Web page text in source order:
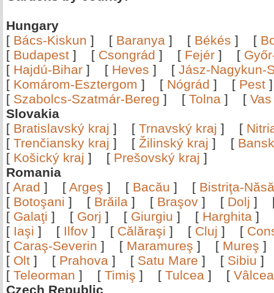
Hungary
[ Bács-Kiskun ] [ Baranya ] [ Békés ] [
[ Budapest ] [ Csongrád ] [ Fejér ] [
[ Hajdú-Bihar ] [ Heves ] [ Jász-Nagykun-
[ Komárom-Esztergom ] [ Nógrád ] [ Pest
[ Szabolcs-Szatmár-Bereg ] [ Tolna ] [ Vas
Slovakia
[ Bratislavský kraj ] [ Trnavský kraj ] [
[ Trenčiansky kraj ] [ Žilinský kraj ] [
[ Košický kraj ] [ Prešovský kraj ]
Romania
[ Arad ] [ Argeş ] [ Bacău ] [ Bistriţa-
[ Botoşani ] [ Brăila ] [ Braşov ] [ Dolj ]
[ Galaţi ] [ Gorj ] [ Giurgiu ] [ Harghita ]
[ Iaşi ] [ Ilfov ] [ Călăraşi ] [ Cluj ] [
[ Caraş-Severin ] [ Maramureş ] [ Mureş
[ Olt ] [ Prahova ] [ Satu Mare ] [ Sibiu
[ Teleorman ] [ Timiş ] [ Tulcea ] [
Czech Republic